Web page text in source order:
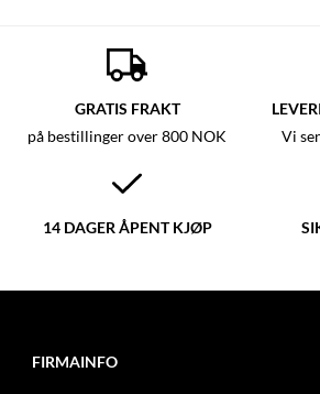
GRATIS FRAKT
på bestillinger over 800 NOK Vi
14 DAGER ÅPENT KJØP
FIRMAINFO